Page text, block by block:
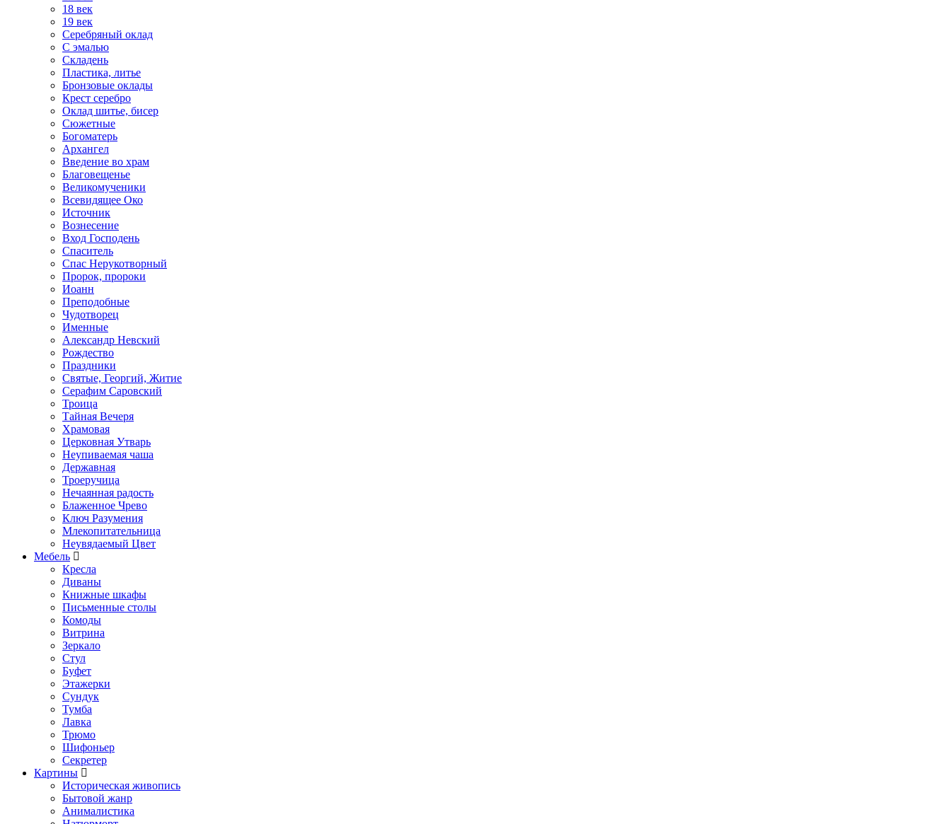
18 век
19 век
Серебряный оклад
С эмалью
Складень
Пластика, литье
Бронзовые оклады
Крест серебро
Оклад шитье, бисер
Сюжетные
Богоматерь
Архангел
Введение во храм
Благовещенье
Великомученики
Всевидящее Око
Источник
Вознесение
Вход Господень
Спаситель
Спас Нерукотворный
Пророк, пророки
Иоанн
Преподобные
Чудотворец
Именные
Александр Невский
Рождество
Праздники
Святые, Георгий, Житие
Серафим Саровский
Троица
Тайная Вечеря
Храмовая
Церковная Утварь
Неупиваемая чаша
Державная
Троеручица
Нечаянная радость
Блаженное Чрево
Ключ Разумения
Млекопитательница
Неувядаемый Цвет
Мебель
Кресла
Диваны
Книжные шкафы
Письменные столы
Комоды
Витрина
Зеркало
Стул
Буфет
Этажерки
Сундук
Тумба
Лавка
Трюмо
Шифоньер
Секретер
Картины
Историческая живопись
Бытовой жанр
Анималистика